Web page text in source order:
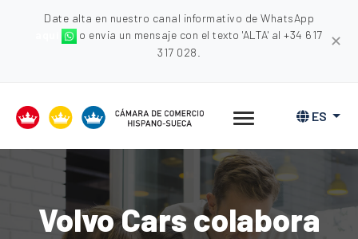
Date alta en nuestro canal informativo de WhatsApp
o envia un mensaje con el texto 'ALTA' al +34 617
317 028.
✕
ES
Volvo Cars colabora